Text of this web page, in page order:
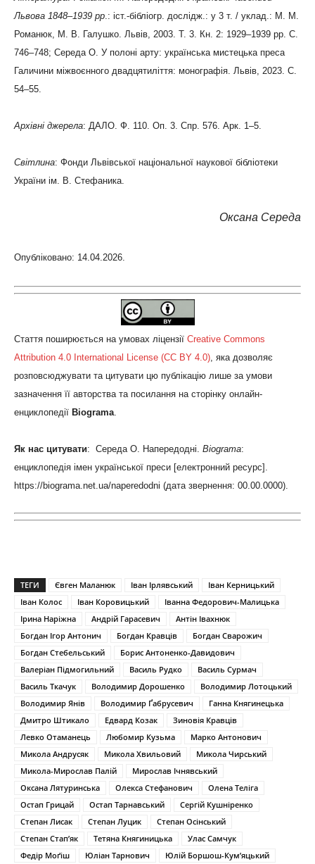
Львова 1848–1939 рр.: іст.-бібліогр. дослідж.: у 3 т. / уклад.: М. М.
Романюк, М. В. Галушко. Львів, 2003. Т. 3. Кн. 2: 1929–1939 рр. С.
746–748; Середа О. У полоні арту: українська мистецька преса
Галичини міжвоєнного двадцятиліття: монографія. Львів, 2023. С.
54–55.
Архівні джерела: ДАЛО. Ф. 110. Оп. 3. Спр. 576. Арк. 1–5.
Світлина: Фонди Львівської національної наукової бібліотеки
України ім. В. Стефаника.
Оксана Середа
Опубліковано: 14.04.2026.
Стаття поширюється на умовах ліцензії Creative Commons
Attribution 4.0 International License (CC BY 4.0), яка дозволяє
розповсюджувати та цитувати цю публікацію лише за умови
зазначення її авторства та посилання на сторінку онлайн-
енциклопедії Biograma.
Як нас цитувати: Середа О. Напередодні. Biograma:
енциклопедія імен української преси [електронний ресурс].
https://biograma.net.ua/naperedodni (дата звернення: 00.00.0000).
ТЕГИ Євген Маланюк Іван Ірлявський
Іван Керницький
Іван Колос
Іван Коровицький
Іванна Федорович-Малицька
Ірина Наріжна
Андрій Гарасевич
Антін Івахнюк
Богдан Ігор Антонич
Богдан Кравців
Богдан Сварожич
Богдан Стебельський
Борис Антоненко-Давидович
Валеріан Підмогильний
Василь Рудко
Василь Сурмач
Василь Ткачук
Володимир Дорошенко
Володимир Лотоцький
Володимир Янів
Володимир Ґабрусевич
Ганна Княгинецька
Дмитро Штикало
Едвард Козак
Зиновія Кравців
Левко Отаманець
Любомир Кузьма
Марко Антонович
Микола Андрусяк
Микола Хвильовий
Микола Чирський
Микола-Мирослав Палій
Мирослав Ічнявський
Оксана Лятуринська
Олекса Стефанович
Олена Теліга
Остап Грицай
Остап Тарнавський
Сергій Кушніренко
Степан Лисак
Степан Луцик
Степан Осінський
Степан Стап’як
Тетяна Княгиницька
Улас Самчук
Федір Моґіш
Юліан Тарнович
Юлій Боршош-Кум’яцький